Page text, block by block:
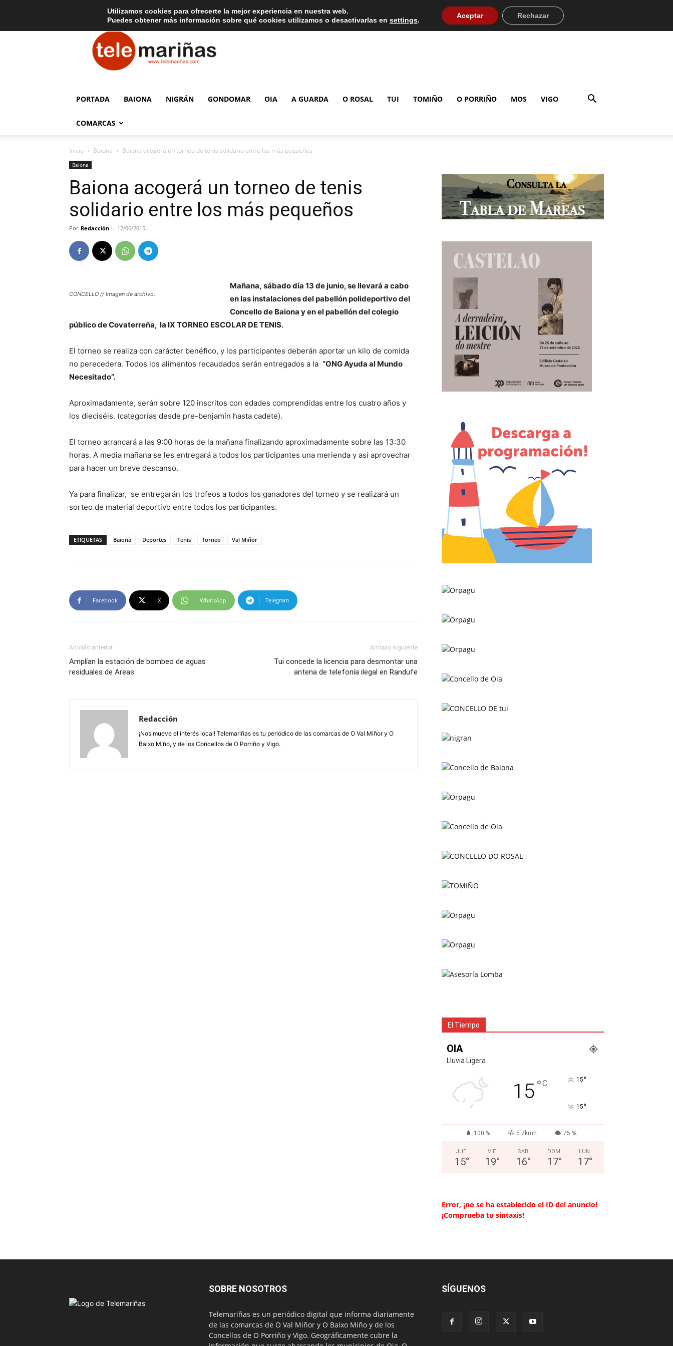
Tarifas de publicidad
Telemariñas
PORTADA BAIONA NIGRÁN GONDOMAR OIA A GUARDA O ROSAL TUI TOMIÑO O PORRIÑO MOS VIGO
COMARCAS
Inicio Baiona Baiona acogerá un torneo de tenis solidario entre los más pequeños
Baiona
Baiona acogerá un torneo de tenis
solidario entre los más pequeños
Por Redacción - 12/06/2015
CONCELLO // Imagen de archivo.
Mañana, sábado día 13 de junio, se llevará a cabo
en las instalaciones del pabellón polideportivo del
Concello de Baiona y en el pabellón del colegio
público de Covaterreña, la IX TORNEO ESCOLAR DE TENIS.
El torneo se realiza con carácter benéfico, y los participantes deberán aportar un kilo de comida
no perecedera. Todos los alimentos recaudados serán entregados a la “ONG Ayuda al Mundo
Necesitado”.
Aproximadamente, serán sobre 120 inscritos con edades comprendidas entre los cuatro años y
los dieciséis. (categorías desde pre-benjamín hasta cadete).
El torneo arrancará a las 9:00 horas de la mañana finalizando aproximadamente sobre las 13:30
horas. A media mañana se les entregará a todos los participantes una merienda y así aprovechar
para hacer un breve descanso.
Ya para finalizar, se entregarán los trofeos a todos los ganadores del torneo y se realizará un
sorteo de material deportivo entre todos los participantes.
ETIQUETAS Baiona Deportes Tenis Torneo Val Miñor
Facebook X WhatsApp Telegram
Artículo anterior
Amplían la estación de bombeo de aguas
residuales de Areas
Artículo siguiente
Tui concede la licencia para desmontar una
antena de telefonía ilegal en Randufe
Redacción
¡Nos mueve el interés local! Telemariñas es tu periódico de las comarcas de O Val Miñor y O
Baixo Miño, y de los Concellos de O Porriño y Vigo.
El Tiempo
OIA
Lluvia Ligera
15°C 15°
15°
100 % 5.7kmh 75 %
JUE
15°
VIE
19°
SAB
16°
DOM
17°
LUN
17°
Error, ¡no se ha establecido el ID del anuncio!
¡Comprueba tu sintaxis!
SOBRE NOSOTROS
Telemariñas es un periódico digital que informa diariamente
de las comarcas de O Val Miñor y O Baixo Miño y de los
Concellos de O Porriño y Vigo. Geográficamente cubre la
SÍGUENOS
Utilizamos cookies para ofrecerte la mejor experiencia en nuestra web.
Puedes obtener más información sobre qué cookies utilizamos o desactivarlas en settings.
Aceptar Rechazar